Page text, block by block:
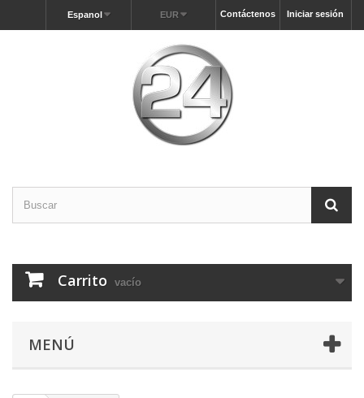
Iniciar sesión
Contáctenos
EUR
Espanol
Carrito vacío
MENÚ